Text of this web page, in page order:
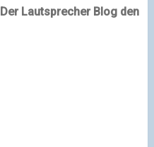
Lautsprecher Blog den